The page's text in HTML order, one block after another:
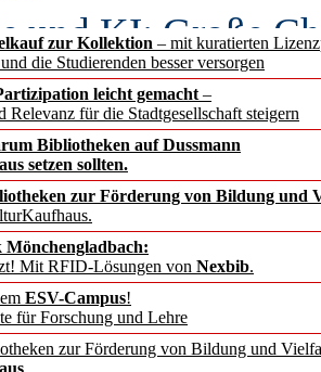
zur Kollektion – mit kuratierten
die Studierenden besser versorgen
leicht gemacht –
Relevanz für die Stadtgesellschaft steigern
Bibliotheken auf Dussmann
setzen sollten.
zur Förderung von Bildung und
Mit RFID-Lösungen von Nexbib.
ESV-Campus!
für Forschung und Lehre
zur Förderung von Bildung und
und KI: Große
erstes
Research –